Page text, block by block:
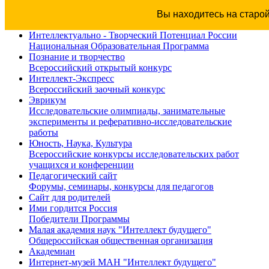
Вы находитесь на
Интеллектуально - Творческий Потенциал России
Национальная Образовательная Программа
Познание и творчество
Всероссийский открытый конкурс
Интеллект-Экспресс
Всероссийский заочный конкурс
Эврикум
Исследовательские олимпиады, занимательные
эксперименты и реферативно-исследовательские
работы
Юность, Наука, Культура
Всероссийские конкурсы исследовательских работ
учащихся и конференции
Педагогический сайт
Форумы, семинары, конкурсы для педагогов
Сайт для родителей
Ими гордится Россия
Победители Программы
Малая академия наук "Интеллект будущего"
Общероссийская общественная организация
Академиан
Интернет-музей МАН "Интеллект будущего"